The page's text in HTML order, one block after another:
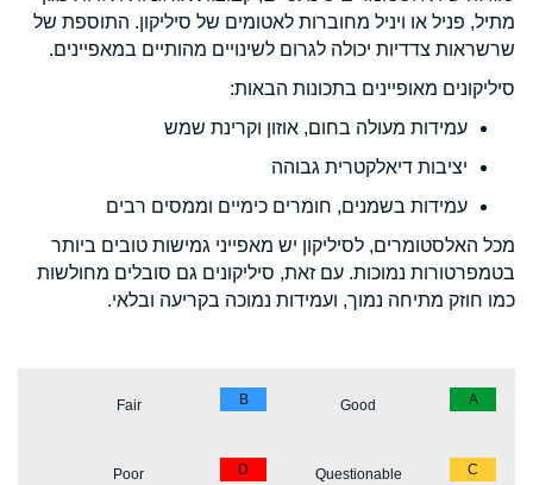
מתיל, פניל או ויניל מחוברות לאטומים של סיליקון. התוספת של
שרשראות צדדיות יכולה לגרום לשינויים מהותיים במאפיינים.
סיליקונים מאופיינים בתכונות הבאות:
עמידות מעולה בחום, אוזון וקרינת שמש
יציבות דיאלקטרית גבוהה
עמידות בשמנים, חומרים כימיים וממסים רבים
מכל האלסטומרים, לסיליקון יש מאפייני גמישות טובים ביותר
בטמפרטורות נמוכות. עם זאת, סיליקונים גם סובלים מחולשות
כמו חוזק מתיחה נמוך, ועמידות נמוכה בקריעה ובלאי.
A
Good
B
Fair
C
Questionable
D
Poor